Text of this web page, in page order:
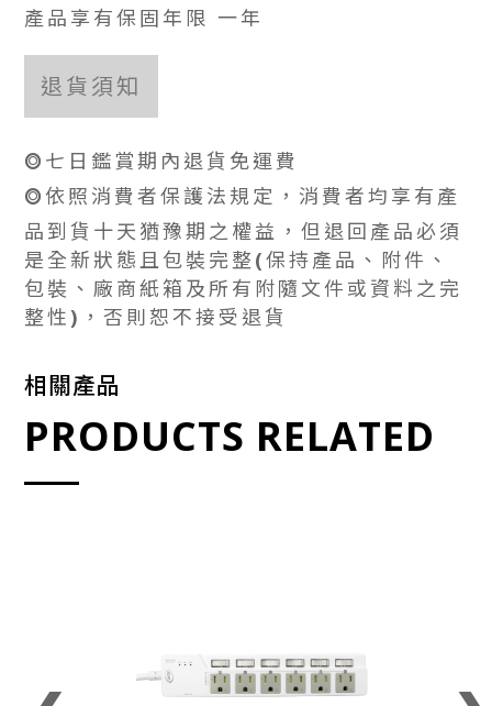
產品享有保固年限 一年
退貨須知
⭗七日鑑賞期內退貨免運費
⭗依照消費者保護法規定，消費者均享有產
品到貨十天猶豫期之權益，但退回產品必須
是全新狀態且包裝完整(保持產品、附件、
包裝、廠商紙箱及所有附隨文件或資料之完
整性)，否則恕不接受退貨
相關產品
PRODUCTS RELATED